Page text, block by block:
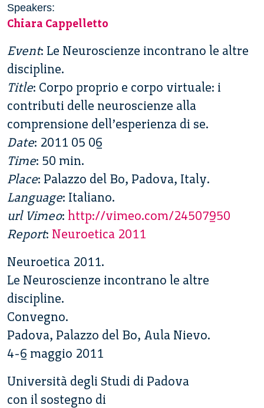
Speakers:
Chiara Cappelletto
Event: Le Neuroscienze incontrano le altre
discipline.
Title: Corpo proprio e corpo virtuale: i
contributi delle neuroscienze alla
comprensione dell’esperienza di se.
Date: 2011 05 06
Time: 50 min.
Place: Palazzo del Bo, Padova, Italy.
Language: Italiano.
url Vimeo: http://vimeo.com/24507950
Report: Neuroetica 2011
Neuroetica 2011.
Le Neuroscienze incontrano le altre
discipline.
Convegno.
Padova, Palazzo del Bo, Aula Nievo.
4-6 maggio 2011
Università degli Studi di Padova
con il sostegno di